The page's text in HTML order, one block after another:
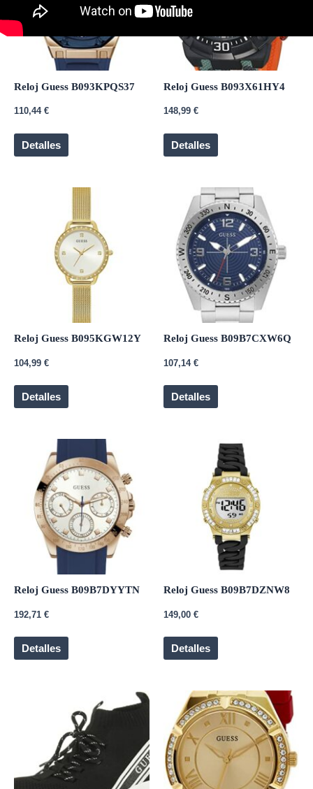
Reloj Guess B093KPQS37
110,44 €
Detalles
Reloj Guess B093X61HY4
148,99 €
Detalles
Reloj Guess B095KGW12Y
104,99 €
Detalles
Reloj Guess B09B7CXW6Q
107,14 €
Detalles
Reloj Guess B09B7DYYTN
192,71 €
Detalles
Reloj Guess B09B7DZNW8
149,00 €
Detalles